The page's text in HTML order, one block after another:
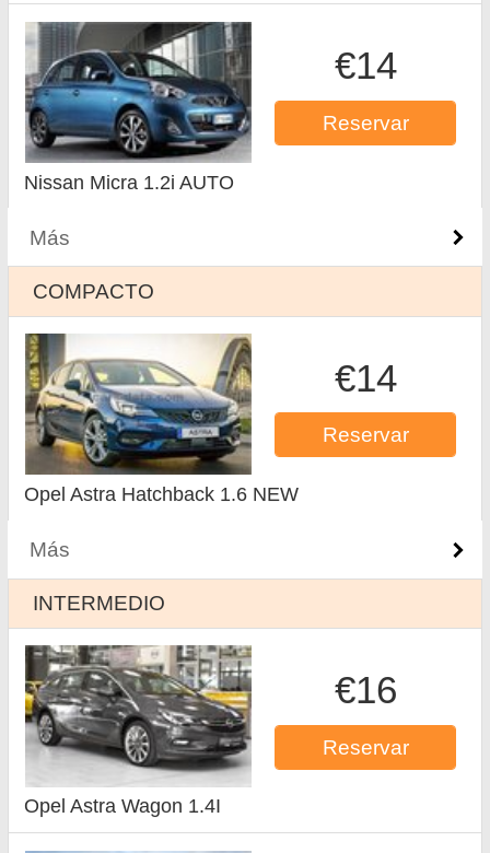
€14
Reservar
Nissan Micra 1.2i AUTO
Más
COMPACTO
€14
Reservar
Opel Astra Hatchback 1.6 NEW
Más
INTERMEDIO
€16
Reservar
Opel Astra Wagon 1.4I